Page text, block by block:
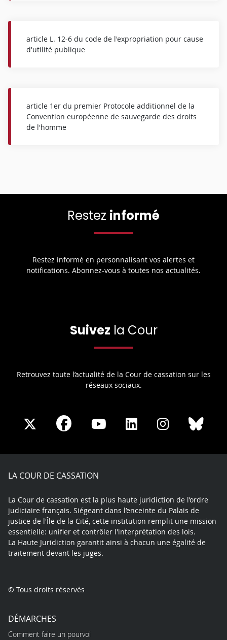
article L. 12-6 du code de l'expropriation pour cause
d'utilité publique
article 1er du premier Protocole additionnel de la
Convention européenne de sauvegarde des droits
de l'homme
Restez informé
Restez informé en personnalisant vos alertes et
notifications. Abonnez-vous à toutes nos actualités.
Suivez la Cour
Retrouvez toute l’actualité de la Cour de cassation sur les
réseaux sociaux.
Share
X
Share
Facebook
Share
Youtube
Share
LinkedIn
Share
Instagram
LA COUR DE CASSATION
La Cour de cassation est la plus haute juridiction de l’ordre
judiciaire français. Siégeant dans l’enceinte du Palais de
justice de l'Île de la Cité, cette institution remplit une mission
essentielle: unifier et contrôler l'interprétation des lois.
La Haute Juridiction garantit ainsi à chacun une égalité de
traitement devant les juges.
© Tous droits réservés
DÉMARCHES
Comment faire un pourvoi